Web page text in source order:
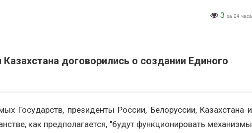
3 за 24 часа
договорились о создании Единого
Государств, президенты России, Белоруссии, Казахстана и
как предполагается, "будут функционировать механизмы